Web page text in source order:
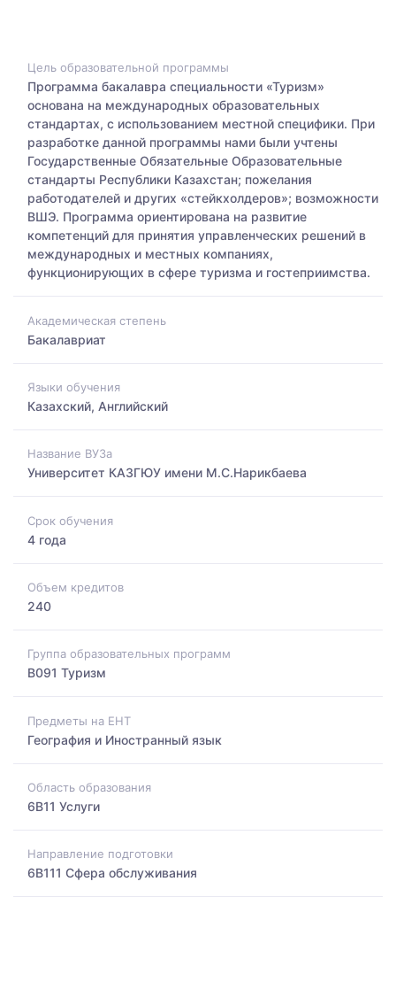
Цель образовательной программы
Программа бакалавра специальности «Туризм»
основана на международных образовательных
стандартах, с использованием местной специфики. При
разработке данной программы нами были учтены
Государственные Обязательные Образовательные
стандарты Республики Казахстан; пожелания
работодателей и других «стейкхолдеров»; возможности
ВШЭ. Программа ориентирована на развитие
компетенций для принятия управленческих решений в
международных и местных компаниях,
функционирующих в сфере туризма и гостеприимства.
Академическая степень
Бакалавриат
Языки обучения
Казахский, Английский
Название ВУЗа
Университет КАЗГЮУ имени М.С.Нарикбаева
Срок обучения
4 года
Объем кредитов
240
Группа образовательных программ
B091 Туризм
Предметы на ЕНТ
География и Иностранный язык
Область образования
6B11 Услуги
Направление подготовки
6B111 Сфера обслуживания